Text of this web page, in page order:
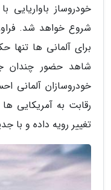
شروع خواهد شد.
برای آلمانی ها تنها
شاهد حضور چندان
خودروسازان آلمانی
رقابت به آمریکایی
تغییر رویه داده و با